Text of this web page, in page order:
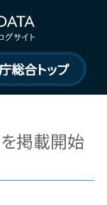
総合トップ
掲載開始